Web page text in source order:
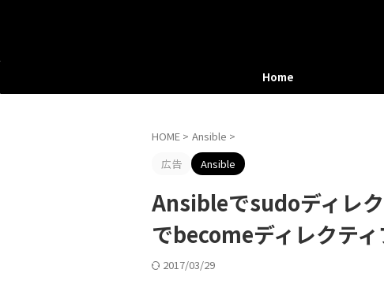
Home
HOME > Ansible >
広告
Ansible
Ansibleでsudoディレ
でbecomeディレクティ
2017/03/29